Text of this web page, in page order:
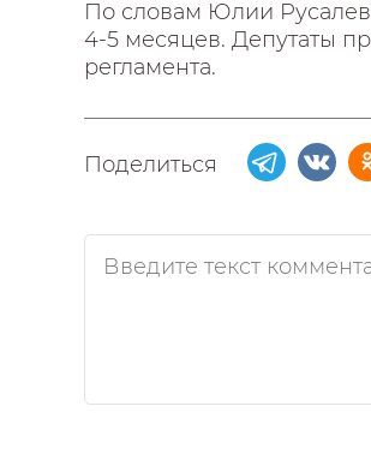
По словам Юлии
4-5 месяцев. Депутаты
регламента.
Поделиться